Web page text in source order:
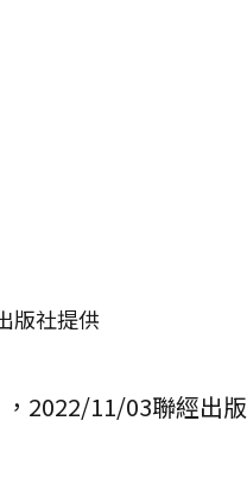
版社提供
2022/11/03聯經出版